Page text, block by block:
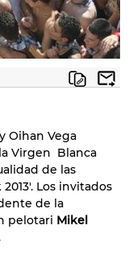
Oihan Vega
Virgen Blanca
de las
Los invitados
de la
pelotari Mikel